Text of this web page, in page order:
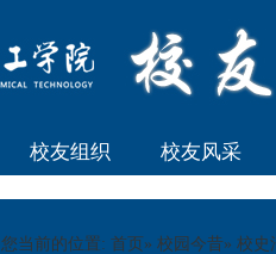
校友组织 校友风采
您当前的位置: 首页 » 校园今昔» 校史